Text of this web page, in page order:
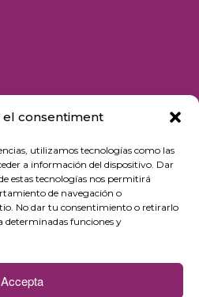
el consentiment
utilizamos tecnologías como las
a información del dispositivo. Dar
estas tecnologías nos permitirá
de navegación o
No dar tu consentimiento o retirarlo
determinadas funciones y
Accepta